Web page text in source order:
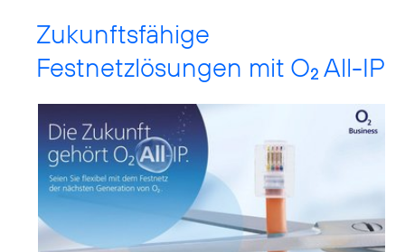
Zukunftsfähige
Festnetzlösungen mit O2 All-IP